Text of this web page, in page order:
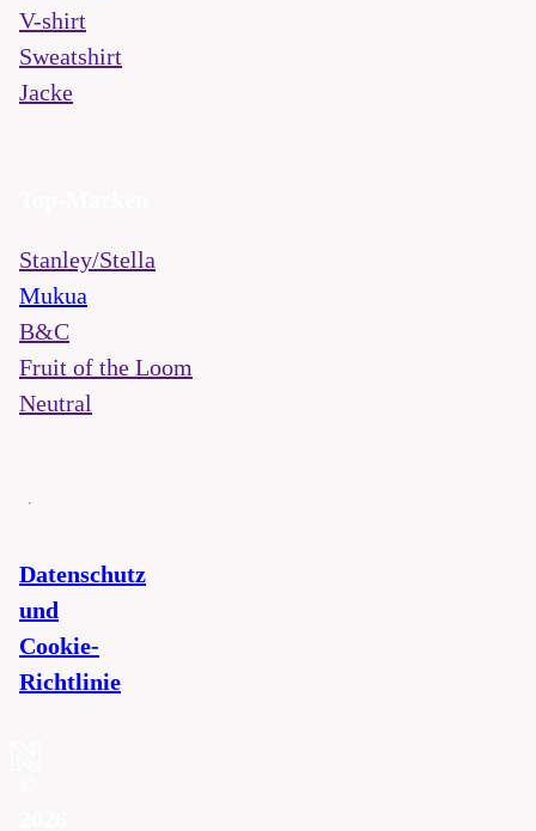
V-shirt
Sweatshirt
Jacke
Stanley/Stella
Mukua
B&C
Fruit of the Loom
Neutral
Datenschutz
und
Cookie-
Richtlinie